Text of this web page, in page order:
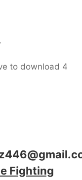
to download 4
Fighting